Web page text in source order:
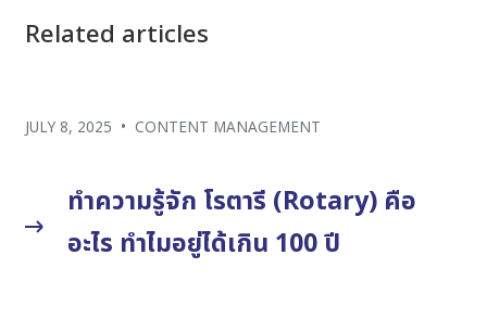
Related articles
JULY 8, 2025 • CONTENT MANAGEMENT
ทำความรู้จัก โรตารี (Rotary) คือ
อะไร ทำไมอยู่ได้เกิน 100 ปี